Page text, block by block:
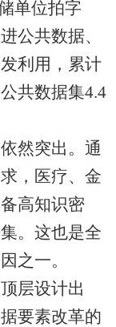
单位拍字
公共数据、
利用，累计
共数据集4.4
然突出。通
，医疗、金
高知识密
。这也是全
之一。
层设计出
要素改革的